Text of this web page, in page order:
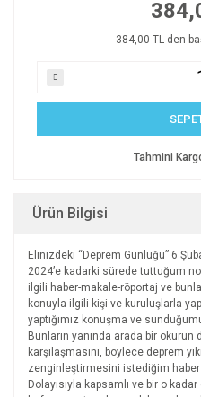
384,00 TL den
Tahmini
Ürün Bilgisi
Elinizdeki “Deprem Günlüğü” 6
2024’e kadarki sürede tuttuğum
ilgili haber-makale-röportaj ve
konuyla ilgili kişi ve kuruluşlarla
yaptığımız konuşma ve
Bunların yanında arada bir
karşılaşmasını, böylece deprem
zenginleştirmesini istediğim
Dolayısıyla kapsamlı ve bir o